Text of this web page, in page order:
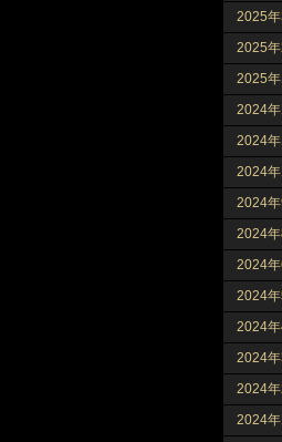
2025年
2025年
2025年
2024年
2024年
2024年
2024年
2024年
2024年
2024年
2024年
2024年
2024年
2024年